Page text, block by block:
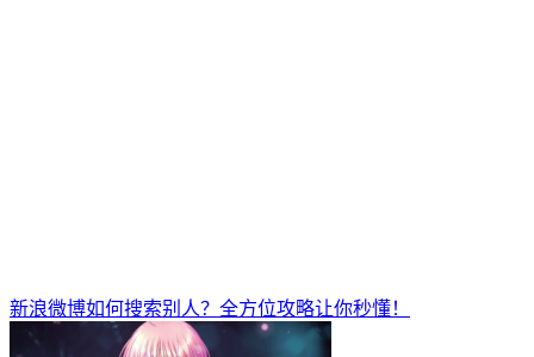
新浪微博如何搜索别人？全方位攻略让你秒懂！